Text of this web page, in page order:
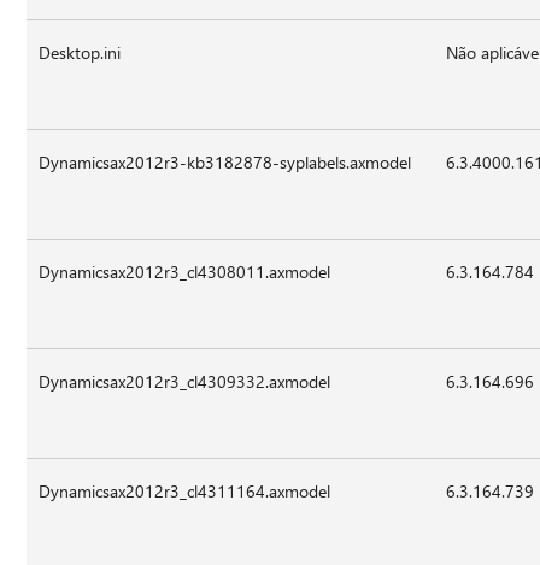
Desktop.ini Não
Dynamicsax2012r3-kb3182878-syplabels.axmodel
Dynamicsax2012r3_cl4308011.axmodel 6.3.164.784
Dynamicsax2012r3_cl4309332.axmodel 6.3.164.696
Dynamicsax2012r3_cl4311164.axmodel 6.3.164.739